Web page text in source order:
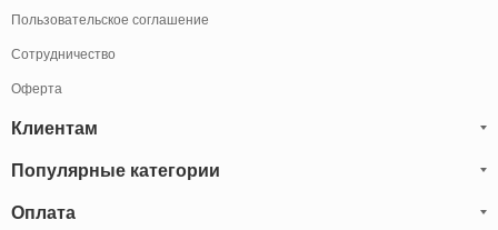
Пользовательское соглашение
Сотрудничество
Оферта
Клиентам
Блог
Обмен и Возврат
Популярные категории
Мужские кожаные сумки
Оплата